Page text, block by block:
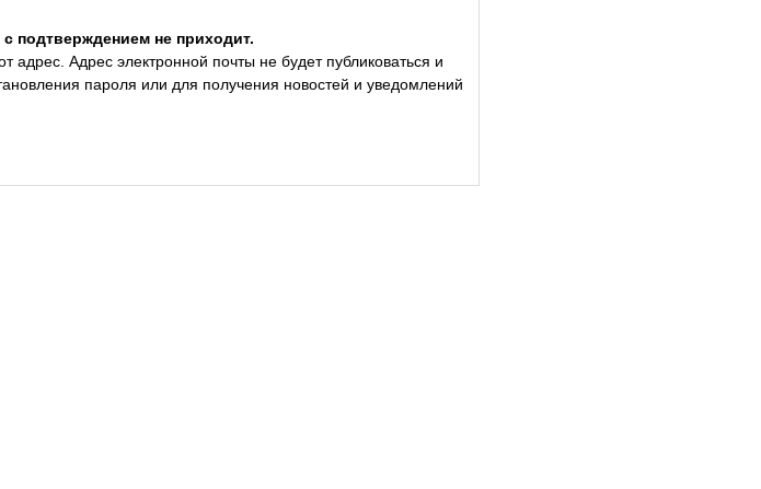
подтверждением не приходит.
адрес. Адрес электронной почты не будет публиковаться и
пароля или для получения новостей и уведомлений